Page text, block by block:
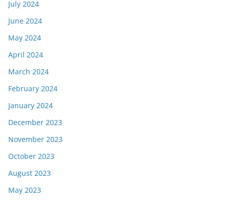
July 2024
June 2024
May 2024
April 2024
March 2024
February 2024
January 2024
December 2023
November 2023
October 2023
August 2023
May 2023